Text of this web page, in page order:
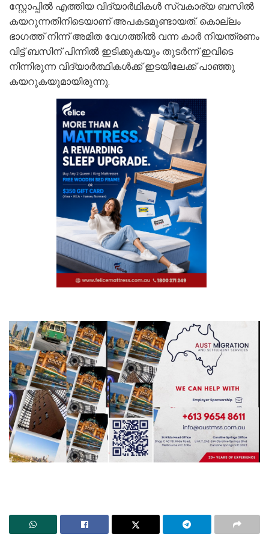
സ്റ്റോപ്പില്‍ എത്തിയ വിദ്യാര്‍ഥികള്‍ സ്വകാര്യ ബസില്‍
കയറുന്നതിനിടെയാണ് അപകടമുണ്ടായത്. കൊല്ലം
ഭാഗത്ത് നിന്ന് അമിത വേഗത്തിൽ വന്ന കാര്‍ നിയന്ത്രണം
വിട്ട് ബസിന് പിന്നിൽ ഇടിക്കുകയും തുടർന്ന് ഇവിടെ
നിന്നിരുന്ന വിദ്യാർത്ഥികൾക്ക് ഇടയിലേക്ക് പാഞ്ഞു
കയറുകയുമായിരുന്നു.